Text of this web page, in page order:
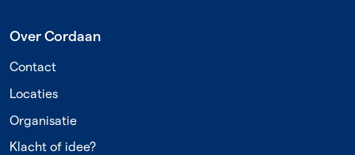
Over Cordaan
Contact
Locaties
Organisatie
Klacht of idee?